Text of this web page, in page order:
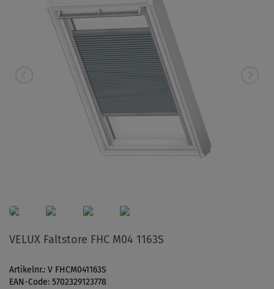
VELUX Faltstore FHC M04 1163S
Artikelnr.: V FHCM041163S
EAN-Code: 5702329123778